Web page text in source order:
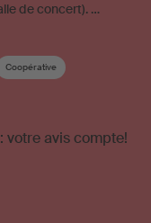
de concert). …
Coopérative